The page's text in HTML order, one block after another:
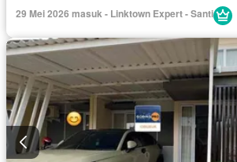
29 Mei 2026 masuk - Linktown Expert - Santi